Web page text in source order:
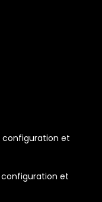
configuration et
configuration et